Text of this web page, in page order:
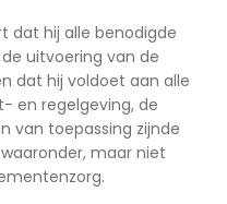
hij alle benodigde
uitvoering van de
dat hij voldoet aan alle
en regelgeving, de
van toepassing zijnde
maar niet